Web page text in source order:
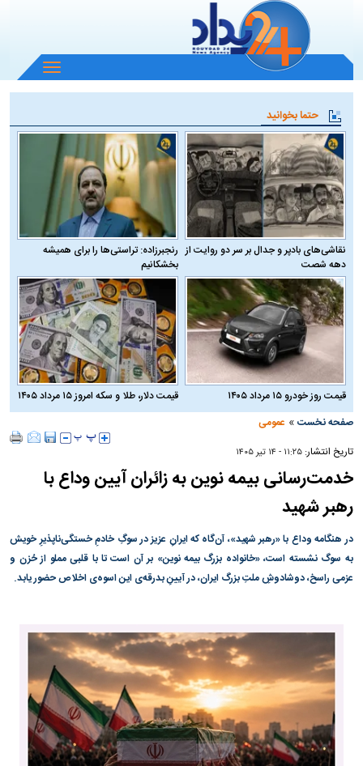
باز
و
منو
حتما بخوانید
نقاشی‌های بادپر و جدال بر سر دو روایت از
دهه شصت
رنجبرزاده: تراستی‌ها را برای همیشه
بخشکانیم
قیمت روز خودرو ۱۵ مرداد ۱۴۰۵
قیمت دلار، طلا و سکه امروز ۱۵ مرداد ۱۴۰۵
صفحه نخست » عمومی
تاریخ انتشار:۱۱:۲۵ - ۱۴ تير ۱۴۰۵
خدمت‌رسانی بیمه نوین به زائران آیین وداع با
رهبر شهید
در هنگامه وداع با «رهبر شهید»، آن‌گاه که ایرانِ عزیز در سوگِ خادمِ خستگی‌ناپذیرِ خویش
به سوگ نشسته است، «خانواده بزرگ بیمه نوین» بر آن است تا با قلبی مملو از حُزن و
عزمی راسخ، دوشادوشِ ملتِ بزرگ ایران، در آیینِ بدرقه‌ی این اسوه‌ی اخلاص حضور یابد.